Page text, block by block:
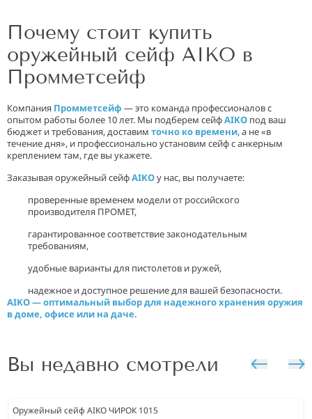
Почему стоит купить
оружейный сейф AIKO в
Промметсейф
Компания Промметсейф — это команда профессионалов с
опытом работы более 10 лет. Мы подберем сейфAIKO под ваш
бюджет и требования, доставим точно ко времени, а не «в
течение дня», и профессионально установим сейф с анкерным
креплением там, где вы укажете.
Заказывая оружейный сейфAIKOу нас, вы получаете:
проверенные временем модели от российского
производителя ПРОМЕТ,
гарантированное соответствие законодательным
требованиям,
удобные варианты для пистолетов и ружей,
надежное и доступное решение для вашей безопасности.
AIKO — оптимальный выбор для надежного хранения оружия
в доме, офисе или на даче.
Вы недавно смотрели
Оружейный сейф AIKO ЧИРОК 1015